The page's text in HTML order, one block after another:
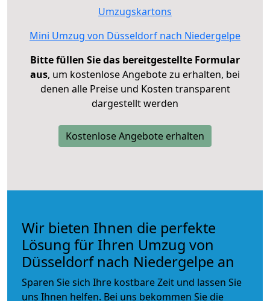
Umzugskartons
Mini Umzug von Düsseldorf nach Niedergelpe
Bitte füllen Sie das bereitgestellte Formular
aus, um kostenlose Angebote zu erhalten, bei
denen alle Preise und Kosten transparent
dargestellt werden
Kostenlose Angebote erhalten
Wir bieten Ihnen die perfekte
Lösung für Ihren Umzug von
Düsseldorf nach Niedergelpe an
Sparen Sie sich Ihre kostbare Zeit und lassen Sie
uns Ihnen helfen. Bei uns bekommen Sie die